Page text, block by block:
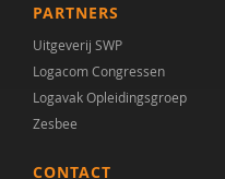
Roy Peijen
Justine Pentinga
Sigrid Piening
Carolien Rieffe
PARTNERS
Uitgeverij SWP
Logacom Congressen
Logavak Opleidingsgroep
Zesbee
CONTACT